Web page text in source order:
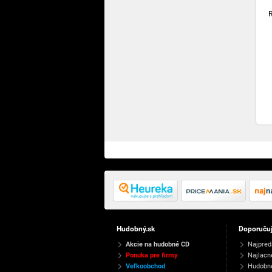
Hudobný.sk
Akcie na hudobné CD
Ponuka pre firmy
Veľkoobchod